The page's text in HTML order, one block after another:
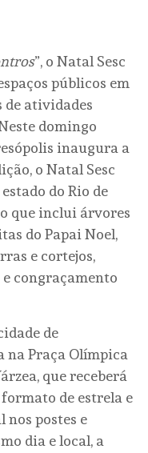
”, o Natal Sesc
públicos em
de atividades
domingo
inaugura a
o Natal Sesc
do Rio de
que inclui árvores
do Papai Noel,
e cortejos,
congraçamento
de
na Praça Olímpica
que receberá
de estrela e
nos postes e
dia e local, a